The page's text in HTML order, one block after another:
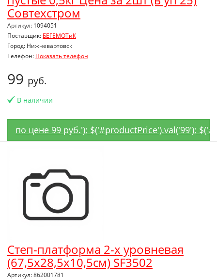
Совтехстром
Артикул: 1094051
Поставщик: БЕГЕМОТиК
Город: Нижневартовск
Телефон: Показать телефон
99 руб.
В наличии
по цене 99 руб.'); $('#productPrice').val('99');
Степ-платформа 2-х уровневая
(67,5х28,5х10,5см) SF3502
Артикул: 862001781